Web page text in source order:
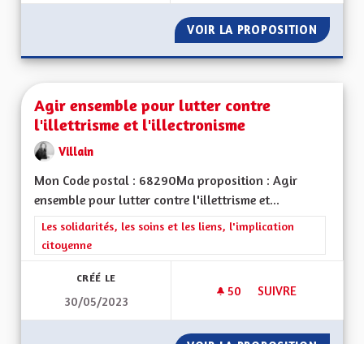
VOIR LA PROPOSITION
Agir ensemble pour lutter contre
l'illettrisme et l'illectronisme
Villain
Mon Code postal : 68290Ma proposition : Agir
ensemble pour lutter contre l'illettrisme et...
Filtrer les résultats de la catégorie : Les solidarités, les soins
Les solidarités, les soins et les liens, l'implication
citoyenne
CRÉÉ LE
30/05/2023
50 50 ABONNÉS
SUIVRE